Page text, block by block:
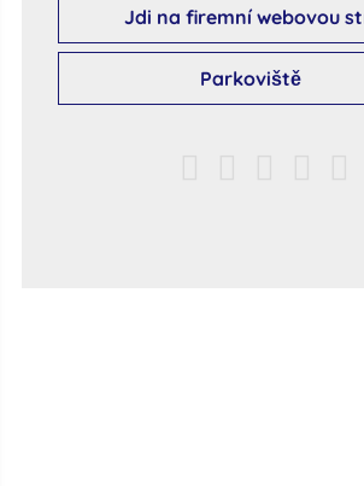
Jdi na firemní webovou
Parkoviště